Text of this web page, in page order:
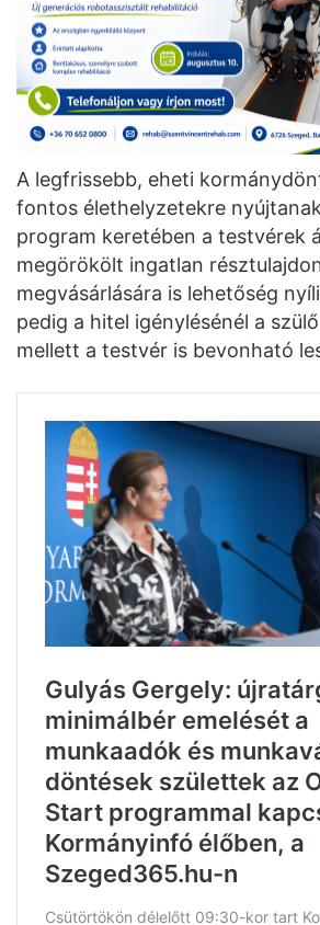
A legfrissebb, eheti
fontos élethelyzetekre
program keretében a testvérek
megörökölt ingatlan
megvásárlására is lehetőség
pedig a hitel igénylésénél a
mellett a testvér is bevonható